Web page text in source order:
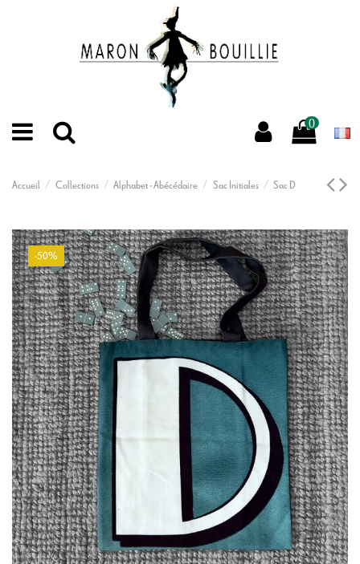
0
Accueil Collections Alphabet - Abécédaire Sac Initiales Sac D
-50%